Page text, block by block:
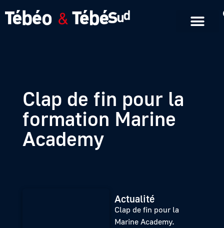
Clap de fin pour la
formation Marine
Academy
Actualité
Clap de fin pour la
Marine Academy.